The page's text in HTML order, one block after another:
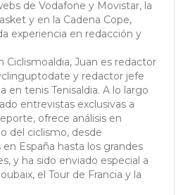
de Vodafone y Movistar, la
y en la Cadena Cope,
experiencia en redacción y
Ciclismoaldia, Juan es redactor
y redactor jefe
en tenis Tenisaldia. A lo largo
entrevistas exclusivas a
ofrece análisis en
del ciclismo, desde
España hasta los grandes
y ha sido enviado especial a
el Tour de Francia y la